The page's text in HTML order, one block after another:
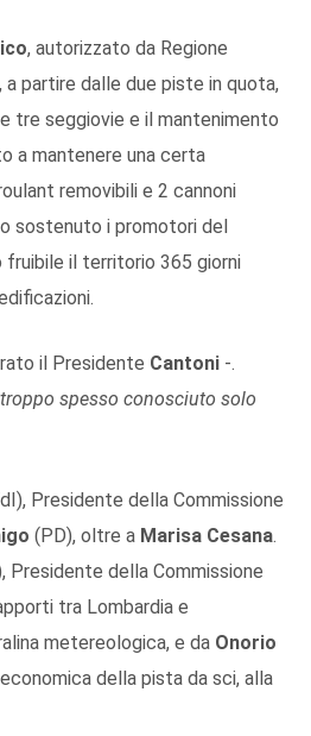
, autorizzato da Regione
partire dalle due piste in quota,
tre seggiovie e il mantenimento
a mantenere una certa
removibili e 2 cannoni
sostenuto i promotori del
il territorio 365 giorni
il Presidente Cantoni -.
spesso conosciuto solo
Presidente della Commissione
(PD), oltre a Marisa Cesana.
Presidente della Commissione
tra Lombardia e
metereologica, e da Onorio
della pista da sci, alla